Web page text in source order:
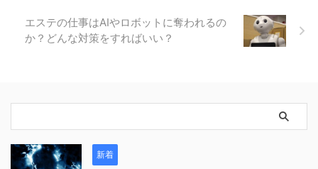
エステの仕事はAIやロボットに奪われるの
か？どんな対策をすればいい？
新着